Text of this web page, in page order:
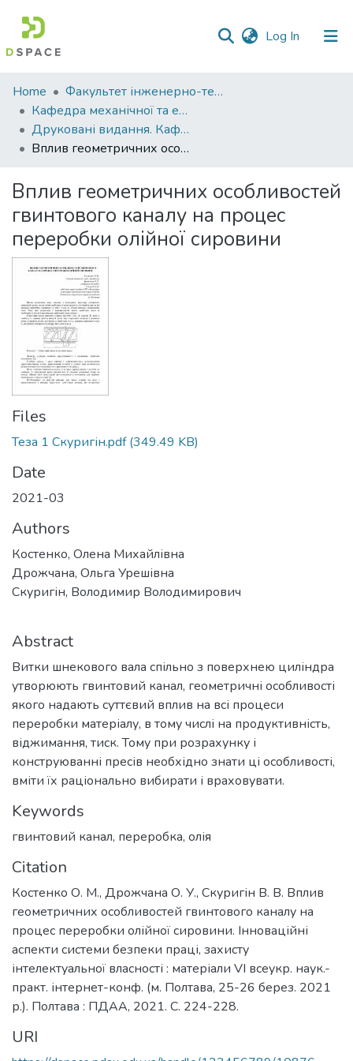
Log In (current)
Communities
&
Collections
Statistics
Home
Факультет інженерно-технологічний
Кафедра механічної та електричної інженерії
Друковані видання. Кафедра механічної та електричної інженерії
Вплив геометричних особливостей гвинтового каналу на процес переробки олійної сировини
Вплив геометричних особливостей
гвинтового каналу на процес
переробки олійної сировини
Files
Теза 1 Скуригін.pdf(349.49 KB)
Date
2021-03
Authors
Костенко, Олена Михайлівна
Дрожчана, Ольга Урешівна
Скуригін, Володимир Володимирович
Abstract
Витки шнекового вала спільно з поверхнею циліндра
утворюють гвинтовий канал, геометричні особливості
якого надають суттєвий вплив на всі процеси
переробки матеріалу, в тому числі на продуктивність,
віджимання, тиск. Тому при розрахунку і
конструюванні пресів необхідно знати ці особливості,
вміти їх раціонально вибирати і враховувати.
Keywords
гвинтовий канал, переробка, олія
Citation
Костенко О. М., Дрожчана О. У., Скуригін В. В. Вплив
геометричних особливостей гвинтового каналу на
процес переробки олійної сировини. Інноваційні
аспекти системи безпеки праці, захисту
інтелектуальної власності : матеріали VІ всеукр. наук.-
практ. інтернет-конф. (м. Полтава, 25-26 берез. 2021
р.). Полтава : ПДАА, 2021. С. 224-228.
URI